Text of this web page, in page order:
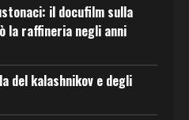
il docufilm sulla
la raffineria negli anni
del kalashnikov e degli